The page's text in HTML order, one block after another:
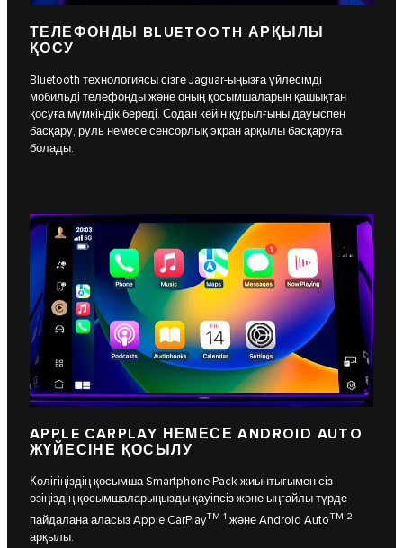
ТЕЛЕФОНДЫ BLUETOOTH АРҚЫЛЫ
ҚОСУ
Bluetooth технологиясы сізге Jaguar-ыңызға үйлесімді
мобильді телефонды және оның қосымшаларын қашықтан
қосуға мүмкіндік береді. Содан кейін құрылғыны дауыспен
басқару, руль немесе сенсорлық экран арқылы басқаруға
болады.
APPLE CARPLAY НЕМЕСЕ ANDROID AUTO
ЖҮЙЕСІНЕ ҚОСЫЛУ
Көлігіңіздің қосымша Smartphone Pack жиынтығымен сіз
өзіңіздің қосымшаларыңызды қауіпсіз және ыңғайлы түрде
пайдалана аласызApple CarPlayTM 1 жәнеAndroid AutoTM 2
арқылы.